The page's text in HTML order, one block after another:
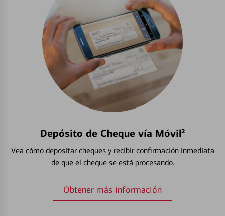
Depósito de Cheque vía Móvil²
Vea cómo depositar cheques y recibir confirmación inmediata
de que el cheque se está procesando.
Obtener más información